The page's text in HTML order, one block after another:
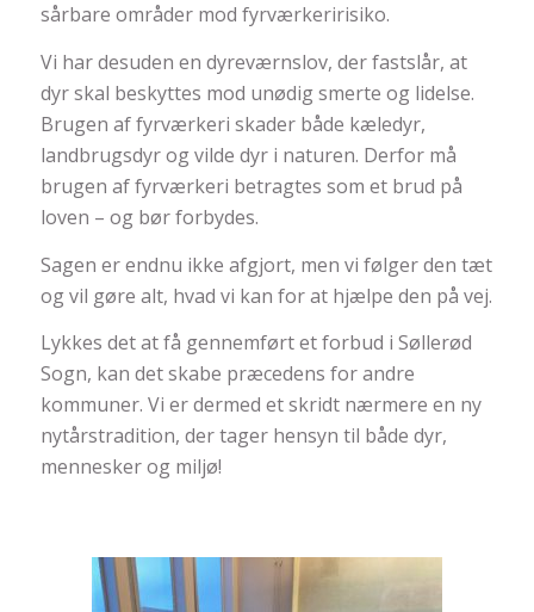
sårbare områder mod fyrværkeririsiko.
Vi har desuden en dyreværnslov, der fastslår, at
dyr skal beskyttes mod unødig smerte og lidelse.
Brugen af fyrværkeri skader både kæledyr,
landbrugsdyr og vilde dyr i naturen. Derfor må
brugen af fyrværkeri betragtes som et brud på
loven – og bør forbydes.
Sagen er endnu ikke afgjort, men vi følger den tæt
og vil gøre alt, hvad vi kan for at hjælpe den på vej.
Lykkes det at få gennemført et forbud i Søllerød
Sogn, kan det skabe præcedens for andre
kommuner. Vi er dermed et skridt nærmere en ny
nytårstradition, der tager hensyn til både dyr,
mennesker og miljø!